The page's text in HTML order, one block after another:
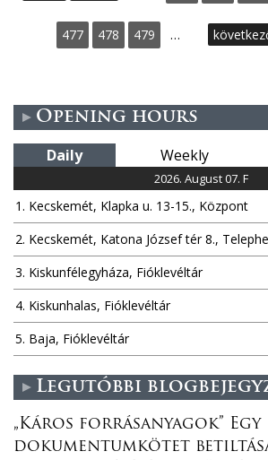
e
s
477 478 479 …
Opening hours
Daily Weekly
2026. August 07. F
1. Kecskemét, Klapka u. 13-15., Központ
2. Kecskemét, Katona József tér 8.,
3. Kiskunfélegyháza, Fióklevéltár
4. Kiskunhalas, Fióklevéltár
5. Baja, Fióklevéltár
Legutóbbi
„Káros forrásanyagok” Egy
dokumentumkötet